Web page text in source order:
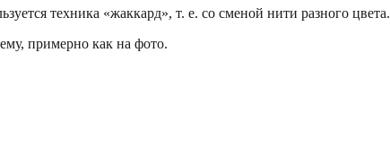
техника «жаккард», т. е. со сменой нити разного цвета.
примерно как на фото.